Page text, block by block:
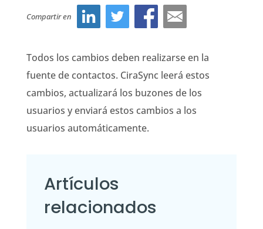
Compartir en
Todos los cambios deben realizarse en la
fuente de contactos. CiraSync leerá estos
cambios, actualizará los buzones de los
usuarios y enviará estos cambios a los
usuarios automáticamente.
Artículos
relacionados